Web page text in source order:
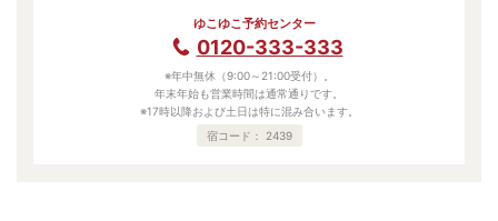
ゆこゆこ予約センター
0120-333-333
※年中無休（9:00～21:00受付）。
年末年始も営業時間は通常通りです。
※17時以降および土日は特に混み合います。
宿コード：
2439